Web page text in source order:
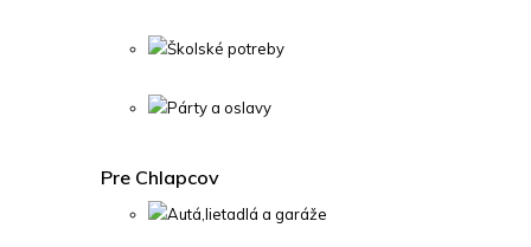
Školské potreby
Párty a oslavy
Pre Chlapcov
Autá,lietadlá a garáže